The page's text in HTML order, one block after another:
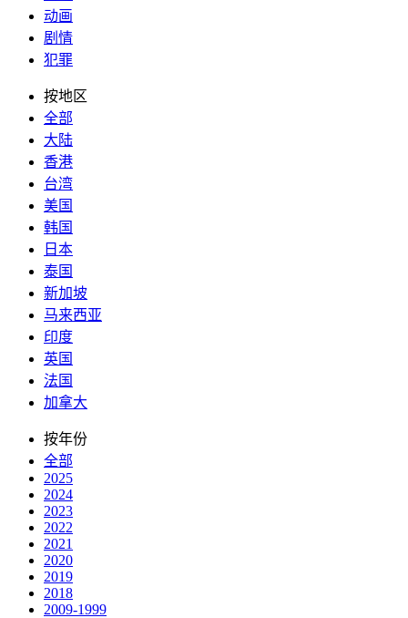
动画
剧情
犯罪
按地区
全部
大陆
香港
台湾
美国
韩国
日本
泰国
新加坡
马来西亚
印度
英国
法国
加拿大
按年份
全部
2025
2024
2023
2022
2021
2020
2019
2018
2009-1999